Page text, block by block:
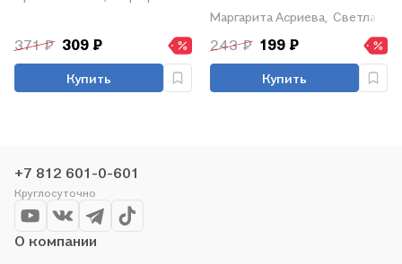
371 ₽ 309 ₽
Купить
рабочим тетрадям В.Н.
Рудницкой, Т.В.
Юдачёвой. ФГОС (к
новому учебнику)
Маргарита Асриева, Светлана
243 ₽ 199 ₽
Купить
+7 812 601-0-601
Круглосуточно
О компании